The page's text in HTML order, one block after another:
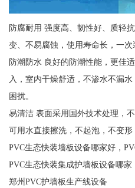
防腐耐用 强度高、韧性好、质轻
变、不易腐蚀，使用寿命长，一次
防潮防水 良好的防潮性能，更佳
入，室内干燥舒适，不渗水不漏
困扰。
易清洁 表面采用国外技术处理，
可用水直接擦洗，不起泡，不变形
PVC生态快装墙板设备哪家好，
PVC生态快装集成护墙板设备哪家
郑州PVC护墙板生产线设备